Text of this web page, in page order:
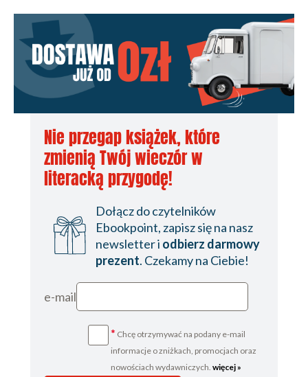
Nie przegap książek, które
zmienią Twój wieczór w
literacką przygodę!
Dołącz do czytelników
Ebookpoint, zapisz się na nasz
newsletter i odbierz darmowy
prezent. Czekamy na Ciebie!
e-mail
* Chcę otrzymywać na podany e-mail
informacje o zniżkach, promocjach oraz
nowościach wydawniczych. więcej »